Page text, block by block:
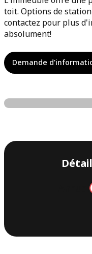
toit. Options de
contactez pour plus
absolument!
Demande